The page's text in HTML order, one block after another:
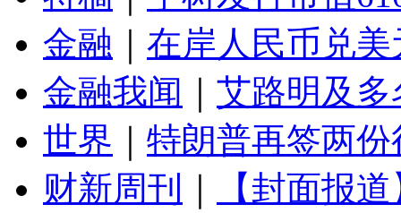
金融
在岸人民币兑
金融我闻
艾路明及
世界
特朗普再签两
财新周刊
【封面报